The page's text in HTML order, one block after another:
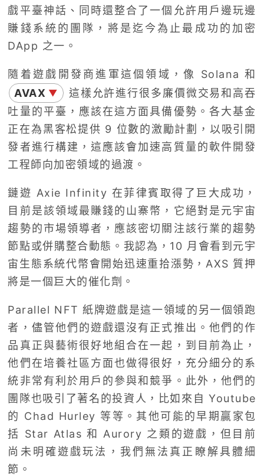
戲平臺神話、同時還整合了一個允許用戶邊玩邊
賺錢系統的團隊，將是迄今為止最成功的加密
DApp 之一。
隨着遊戲開發商進軍這個領域，像 Solana 和
AVAX ▼
這樣允許進行很多廉價微交易和高吞
吐量的平臺，應該在這方面具備優勢。各大基金
正在為黑客松提供 9 位數的激勵計劃，以吸引開
發者進行構建，這應該會加速高質量的軟件開發
工程師向加密領域的過渡。
鏈遊 Axie Infinity 在菲律賓取得了巨大成功，
目前是該領域最賺錢的山寨幣，它絕對是元宇宙
趨勢的市場領導者，應該密切關注該行業的趨勢
節點或併購整合動態。我認為，10 月會看到元宇
宙生態系統代幣會開始迅速重拾漲勢，AXS 質押
將是一個巨大的催化劑。
Parallel NFT 紙牌遊戲是這一領域的另一個領跑
者，儘管他們的遊戲還沒有正式推出。他們的作
品真正與藝術很好地組合在一起，到目前為止，
他們在培養社區方面也做得很好，充分細分的系
統非常有利於用戶的參與和競爭。此外，他們的
團隊也吸引了著名的投資人，比如來自 Youtube
的 Chad Hurley 等等。其他可能的早期贏家包
括 Star Atlas 和 Aurory 之類的遊戲，但目前
尚未明確遊戲玩法，我們無法真正瞭解具體細
節。